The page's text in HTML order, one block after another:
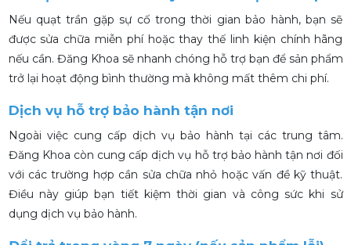
Nếu quạt trần gặp sự cố trong thời gian bảo hành, bạn sẽ
được sửa chữa miễn phí hoặc thay thế linh kiện chính hãng
nếu cần. Đăng Khoa sẽ nhanh chóng hỗ trợ bạn để sản phẩm
trở lại hoạt động bình thường mà không mất thêm chi phí.
Dịch vụ hỗ trợ bảo hành tận nơi
Ngoài việc cung cấp dịch vụ bảo hành tại các trung tâm.
Đăng Khoa còn cung cấp dịch vụ hỗ trợ bảo hành tận nơi đối
với các trường hợp cần sửa chữa nhỏ hoặc vấn đề kỹ thuật.
Điều này giúp bạn tiết kiệm thời gian và công sức khi sử
dụng dịch vụ bảo hành.